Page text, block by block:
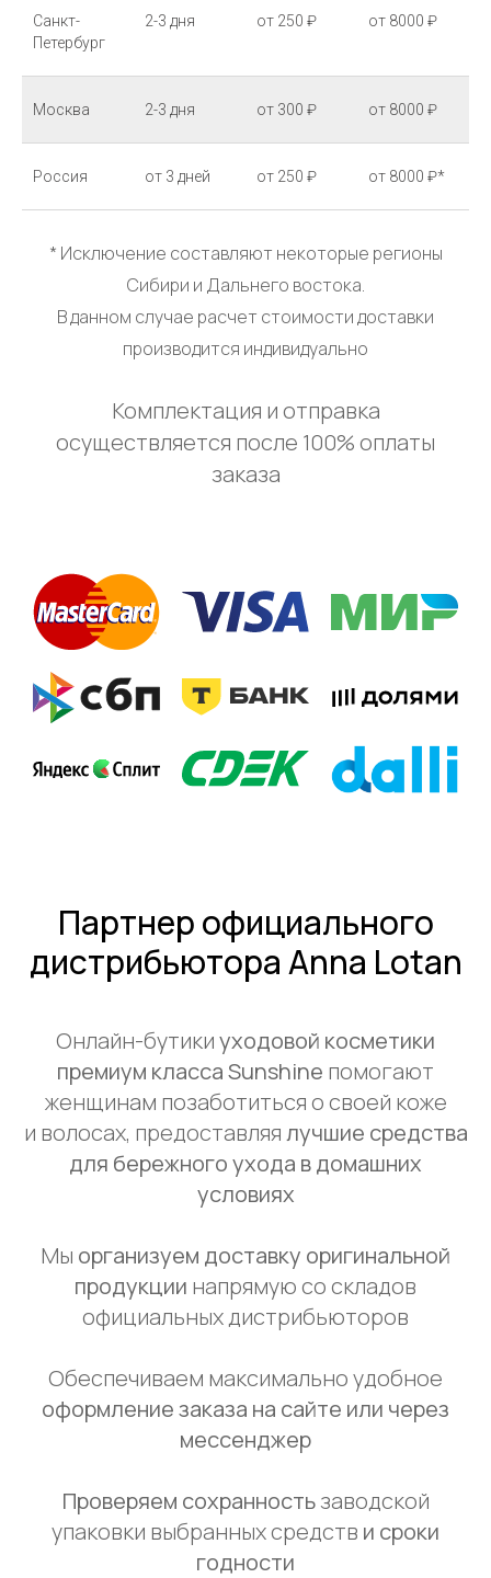
Санкт-
Петербург
2-3 дня от 250 ₽ от 8000 ₽
Москва 2-3 дня от 300 ₽ от 8000 ₽
Россия от 3 дней от 250 ₽ от 8000 ₽*
* Исключение составляют некоторые регионы
Сибири и Дальнего востока.
В данном случае расчет стоимости доставки
производится индивидуально
Комплектация и отправка
осуществляется после 100% оплаты
заказа
Партнер официального
дистрибьютора Anna Lotan
Онлайн-бутикиуходовой косметики
премиум класса Sunshine помогают
женщинам позаботиться о своей коже
и волосах, предоставляялучшие средства
для бережного ухода в домашних
условиях
Мы организуем доставку оригинальной
продукции напрямую со складов
официальных дистрибьюторов
Обеспечиваем максимально удобное
оформление заказа на сайте или через
мессенджер
Проверяем сохранностьзаводской
упаковки выбранных средств и сроки
годности